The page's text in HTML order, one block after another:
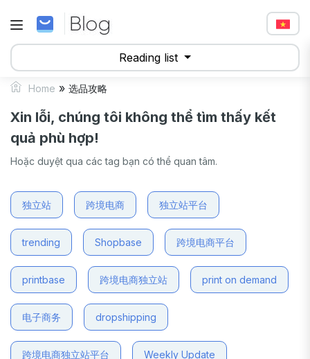
Reading list
Home » 选品攻略
Xin lỗi, chúng tôi không thể tìm thấy kết
quả phù hợp!
Hoặc duyệt qua các tag bạn có thể quan tâm.
独立站 跨境电商 独立站平台
trending Shopbase 跨境电商平台
printbase 跨境电商独立站 print on demand
电子商务 dropshipping
跨境电商独立站平台 Weekly Update